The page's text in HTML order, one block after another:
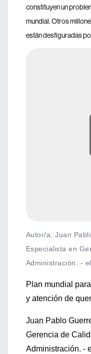
constituyen un
mundial. Otros
están desfiguradas
Autor/a: Juan
Especialista en
Administración. -
Plan mundial
y atención de
Juan Pablo
Gerencia de
Administración. -